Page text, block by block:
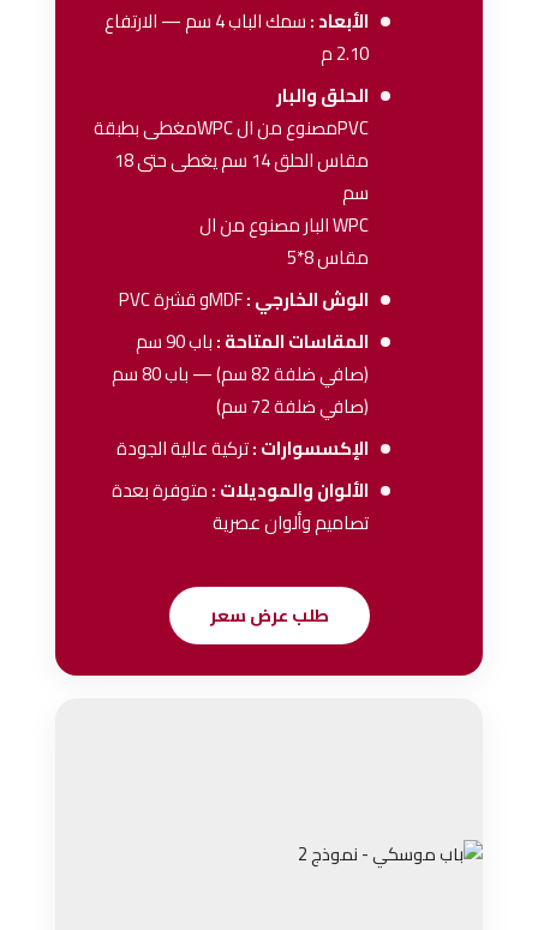
الأبعاد :
سمك الباب 4 سم — الارتفاع
2.10 م
الحلق والبار
PVCمصنوع من ال WPCمغطى بطبقة
مقاس الحلق 14 سم يغطى حتى 18
سم
WPC البار مصنوع من ال
مقاس 8*5
الوش الخارجي :
المقاسات المتاحة :
باب 90 سم
(صافي ضلفة 82 سم) — باب 80 سم
(صافي ضلفة 72 سم)
الإكسسوارات :تركية عالية الجودة
الألوان والموديلات :متوفرة بعدة
تصاميم وألوان عصرية
طلب عرض سعر